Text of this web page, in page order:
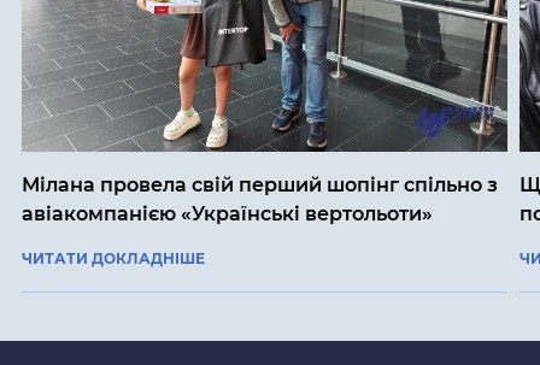
Мілана провела свій перший шопінг спільно з
авіакомпанією «Українські вертольоти»
ЧИТАТИ ДОКЛАДНІШЕ